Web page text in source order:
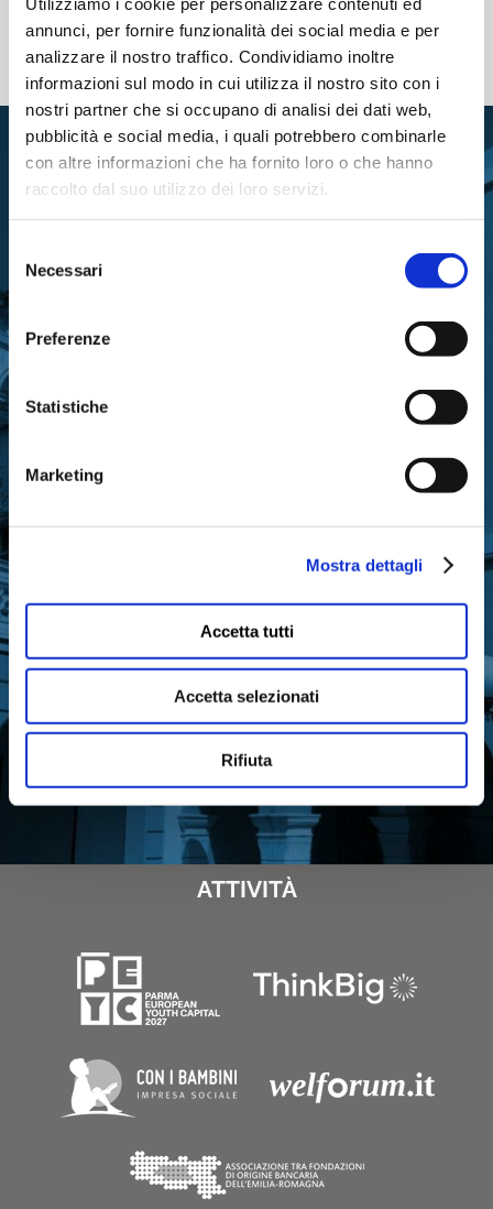
annunci, per fornire funzionalità dei social media e per
analizzare il nostro traffico. Condividiamo inoltre
informazioni sul modo in cui utilizza il nostro sito con i
nostri partner che si occupano di analisi dei dati web,
pubblicità e social media, i quali potrebbero combinarle
con altre informazioni che ha fornito loro o che hanno
raccolto dal suo utilizzo dei loro servizi.
delNecessari
Preferenze
Statistiche
Marketing
Mostra dettagli
Accetta tutti
Accetta selezionati
Rifiuta
RIMANI IN CONTATTO CON
Iscriviti gratuitamente alla nostra newsletter
ISCRIVITI ORA
ATTIVITÀ